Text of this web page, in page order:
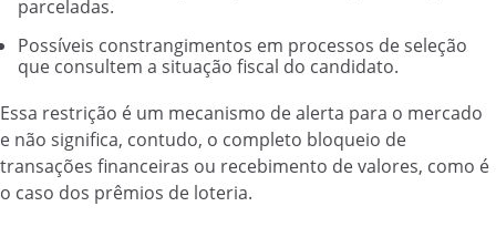
parceladas.
Possíveis constrangimentos em processos de seleção
que consultem a situação fiscal do candidato.
Essa restrição é um mecanismo de alerta para o mercado
e não significa, contudo, o completo bloqueio de
transações financeiras ou recebimento de valores, como é
o caso dos prêmios de loteria.